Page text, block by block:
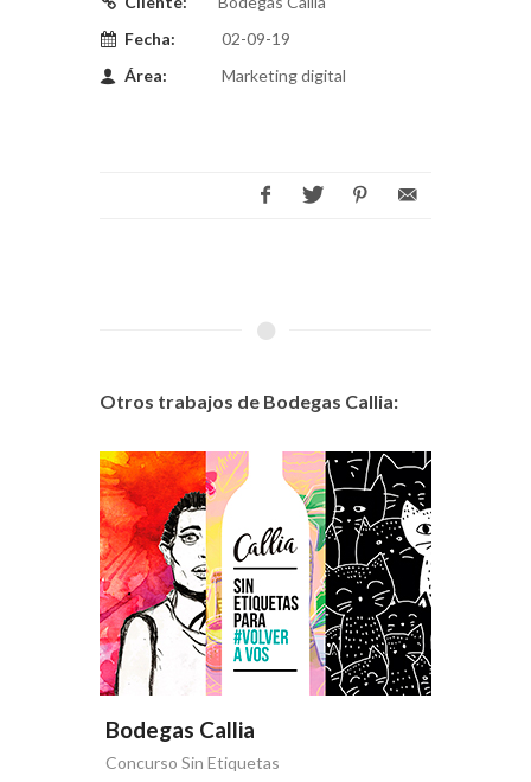
Fecha:
02-09-19
Área:
Marketing digital
Otros trabajos de Bodegas Callia:
Bodegas Callia
Concurso Sin Etiquetas